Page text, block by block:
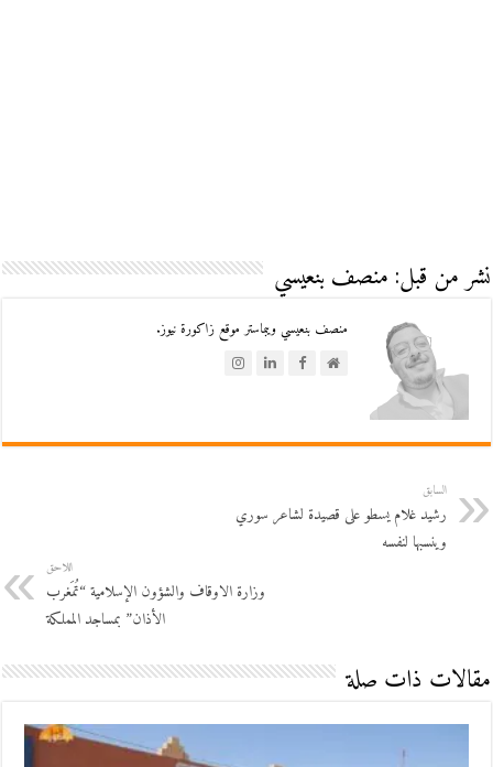
نشر من قبل: منصف بنعيسي
منصف بنعيسي ويبماستر موقع زاكورة نيوز.
السابق
رشيد غلام يسطو على قصيدة لشاعر سوري
وينسبها لنفسه
اللاحق
وزارة الاوقاف والشؤون الإسلامية “تُمَغرب
الأذان” بمساجد المملكة
مقالات ذات صلة